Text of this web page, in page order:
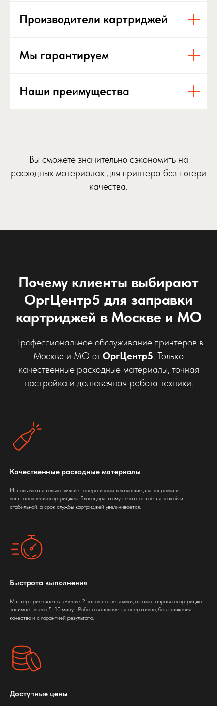
Производители картриджей
Мы гарантируем
Наши преимущества
Вы сможете значительно сэкономить на
расходных материалах для принтера без потери
качества.
Почему клиенты выбирают
ОргЦентр5 для заправки
картриджей в Москве и МО
Профессиональное обслуживание принтеров в
Москве и МО от ОргЦентр5. Только
качественные расходные материалы, точная
настройка и долговечная работа техники.
Качественные расходные материалы
Используются только лучшие тонеры и комплектующие для заправки и
восстановления картриджей. Благодаря этому печать остаётся чёткой и
стабильной, а срок службы картриджей увеличивается.
Быстрота выполнения
Мастер приезжает в течение 2 часов после заявки, а сама заправка картриджа
занимает всего 5–10 минут. Работа выполняется оперативно, без снижения
качества и с гарантией результата.
Доступные цены